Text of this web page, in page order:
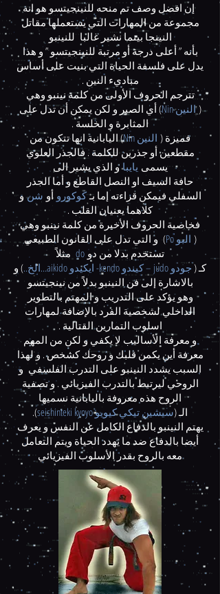
إن افضل وصف تم منحه للنينجيتسو هو انه
مجموعة من المهارات التي يستعملها مقاتل
النينجا بينما نشير غالبا للنينبو
بأنه ” أعلى درجة أو مرتبة للنينجيتسو ” و هذا
يدل على فلسفة الحياة التي بنيت على أساس
مباديء النين .
تترجم الحروف الأولى من كلمة نينبو وهي
(النين Nin
) أي الصبر و لكن يمكن أن تدل على
المثابرة و الخلسة .
فميزة ( النين Nin
) اليابانية انها تتكون من
مقطعين أو جذرين للكلمة . فالجذر العلوي
يسمى يايباو الذي يشير الى
حافة السيف او النصل القاطع و أما الجذر
السفلي فيمكن قراءته إما بـكوكوروأو شن و
كلاهما يعنيان القلب .
فخاصية الحروف الأخيرة من كلمة نينبو وهي
( البو Po ) و التي تدل على القانون الطبيعي
تستخدم بدلا من دو do مثلاً
كـ (جودو judo – كيندو kendo- ايكيدو aikido…الخ..
) و
بالاشارة إلى فن النينبو بدلاً من نينجيتسو
وهو يؤكد على التدريب و المهتم بالتطوير
الداخلي لشخصية الفرد بالإضافة لمهارات
اسلوب التمارين القتالية .
و معرفة الأساليب لا يكفي و لكن من المهم
معرفة أين يكمن قلبك و روحك كشخص . و لهذا
السبب يشدد النينبو على التدرب الفلسفي و
الروحي ليرتبط بالتدرب الفيزيائي . و تصفية
الروح هذه معروفة باليابانية نسميها
الـ (سيشين تيكي كيويو seishinteki kyoyo
).
يهتم النينبو بالدفاع الكامل عن النفس و يعرف
أيضا بالدفاع ضد ما يهدد الحياة ويتم التعامل
معه بالروح بقدر الأسلوب الفيزيائي